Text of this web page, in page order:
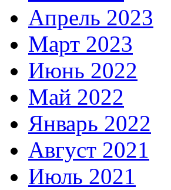
Апрель 2023
Март 2023
Июнь 2022
Май 2022
Январь 2022
Август 2021
Июль 2021